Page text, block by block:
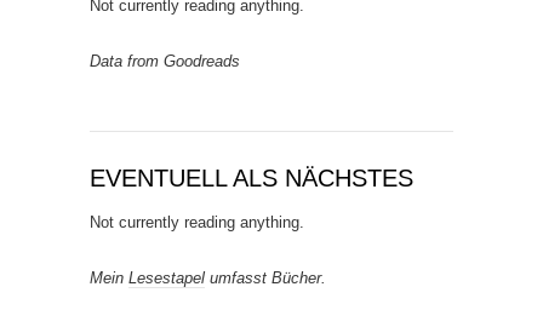
Not currently reading anything.
Data from Goodreads
EVENTUELL ALS NÄCHSTES
Not currently reading anything.
Mein Lesestapel umfasst Bücher.